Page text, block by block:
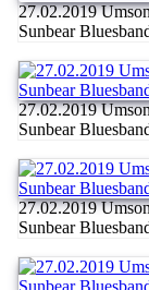
27.02.2019
Sunbear
27.02.2019
Sunbear
27.02.2019
Sunbear